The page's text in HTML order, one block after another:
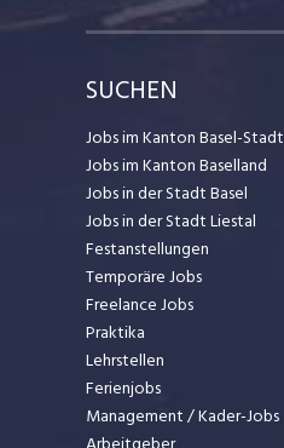
SUCHEN
Jobs im Kanton Basel-Stadt
Jobs im Kanton Baselland
Jobs in der Stadt Basel
Jobs in der Stadt Liestal
Festanstellungen
Temporäre Jobs
Freelance Jobs
Praktika
Lehrstellen
Ferienjobs
Management / Kader-Jobs